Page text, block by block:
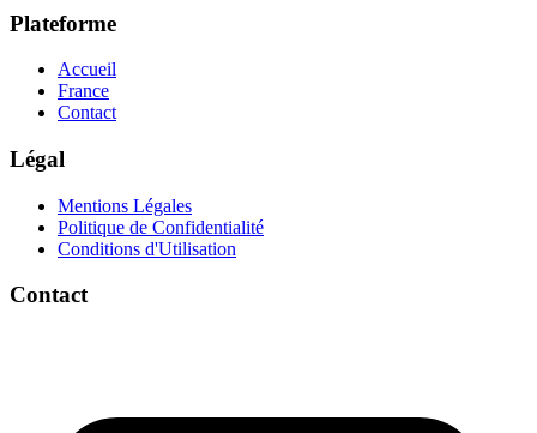
Plateforme
Accueil
France
Contact
Légal
Mentions Légales
Politique de Confidentialité
Conditions d'Utilisation
Contact